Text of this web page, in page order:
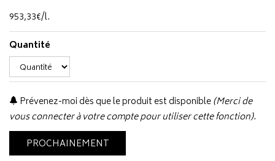
953,33€/l.
Quantité
Prévenez-moi dès que le produit est disponible(Merci de
vous connecter à votre compte pour utiliser cette fonction).
PROCHAINEMENT